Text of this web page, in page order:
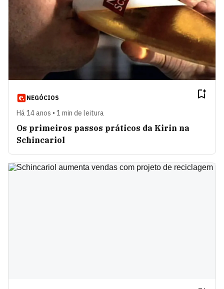
NEGÓCIOS
Há 14 anos • 1 min de leitura
Os primeiros passos práticos da Kirin na
Schincariol